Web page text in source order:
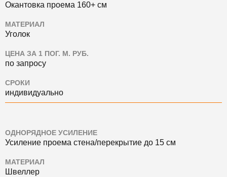
Окантовка проема 160+ см
МАТЕРИАЛ
Уголок
ЦЕНА ЗА 1 ПОГ. М. РУБ.
по запросу
СРОКИ
индивидуально
ОДНОРЯДНОЕ УСИЛЕНИЕ
Усиление проема стена/перекрытие до 15 см
МАТЕРИАЛ
Швеллер